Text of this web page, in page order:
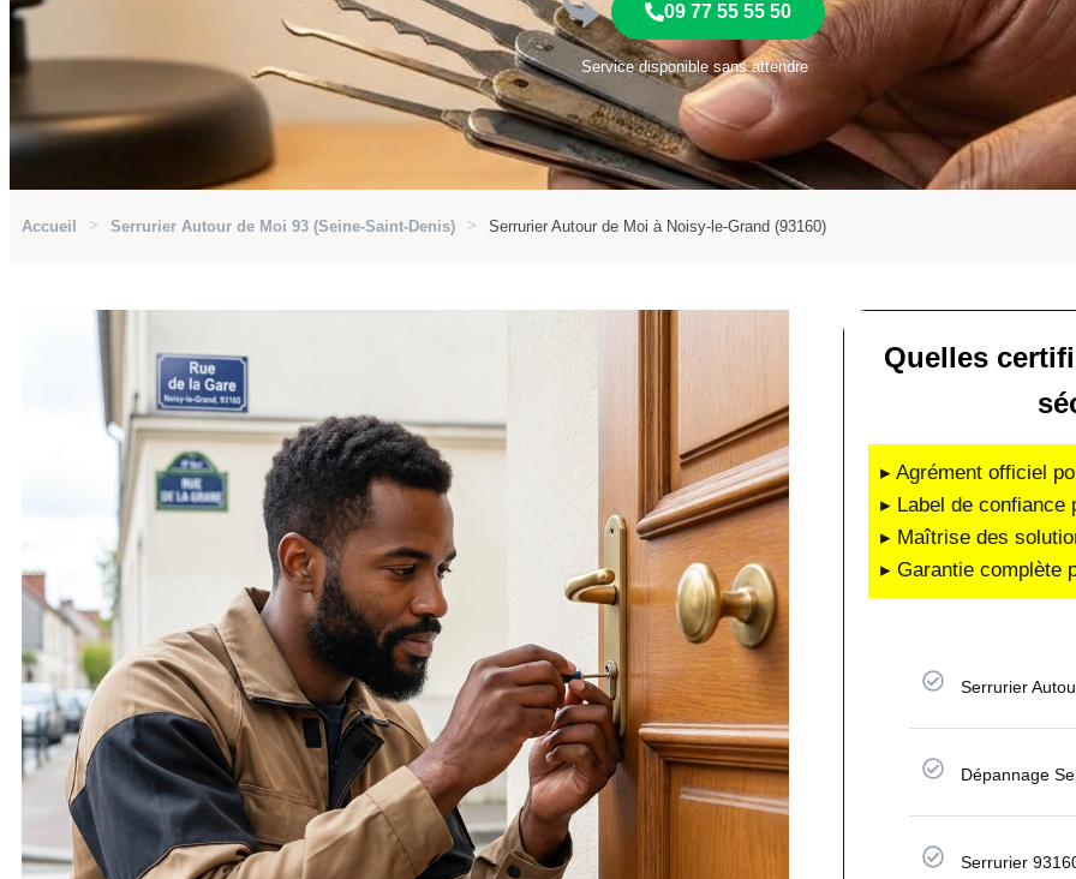
09 77 55 55 50
Service disponible sans attendre
Accueil Serrurier Autour de Moi 93 (Seine-Saint-Denis) Serrurier Autour de Moi à Noisy-le-Grand (93160)
Quelles
▸ Agrément officiel
▸ Label de confiance
▸ Maîtrise des
▸ Garantie complète
Serrurier
Dépannage
Serrurier